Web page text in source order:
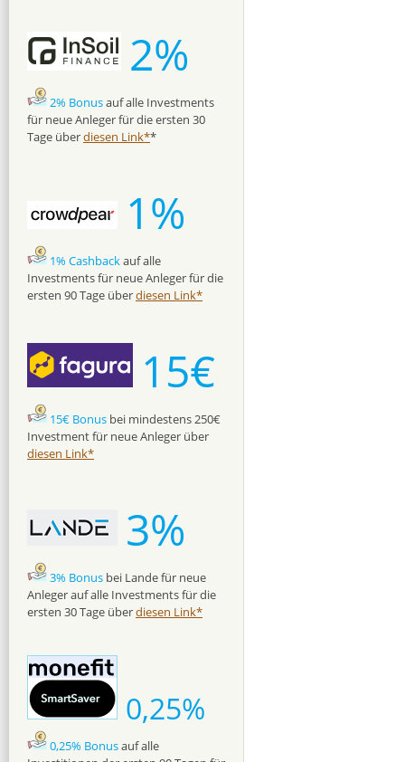
2%
2% Bonusauf alle Investments
für neue Anleger für die ersten 30
Tage überdiesen Link**
1%
1% Cashbackauf alle
Investments für neue Anleger für die
ersten 90 Tage überdiesen Link*
15€
15€ Bonus bei mindestens 250€
Investment für neue Anleger über
diesen Link*
3%
3% Bonus bei Lande für neue
Anleger auf alle Investments für die
ersten 30 Tage überdiesen Link*
0,25%
0,25% Bonusauf alle